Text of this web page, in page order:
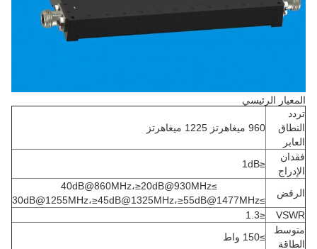
المعيار الرئيسي
تردد
النطاق
العابر
960 ميغاهرتز 1225 ميغاهرتز
فقدان
الإدراج
≤1dB
الرفض
≥40dB@860MHz،≥20dB@930MHz
≥30dB@1255MHz،≥45dB@1325MHz،≥55dB@1477MHz
VSWR
≤1.3
متوسط
الطاقة
≥150 واط